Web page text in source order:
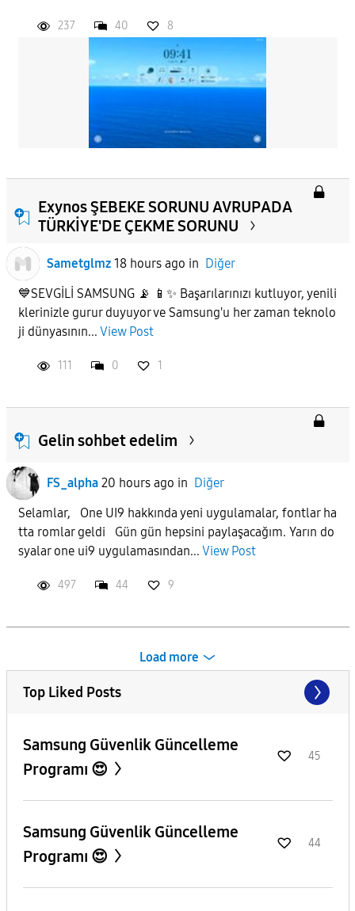
237 40 8
Exynos ŞEBEKE SORUNU AVRUPADA
TÜRKİYE'DE ÇEKME SORUNU
Sametglmz 18 hours ago in Diğer
💙SEVGİLİ SAMSUNG 📡 📱✨ Başarılarınızı kutluyor, yenili
klerinizle gurur duyuyor ve Samsung'u her zaman teknolo
ji dünyasının... View Post
111 0 1
Gelin sohbet edelim
FS_alpha 20 hours ago in Diğer
Selamlar, One UI9 hakkında yeni uygulamalar, fontlar ha
tta romlar geldi Gün gün hepsini paylaşacağım. Yarın do
syalar one ui9 uygulamasından... View Post
497 44 9
Load more
Top Liked Posts
Samsung Güvenlik Güncelleme
Programı 😍
45
Samsung Güvenlik Güncelleme
Programı 😍
44